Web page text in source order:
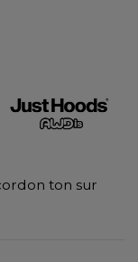
ton sur